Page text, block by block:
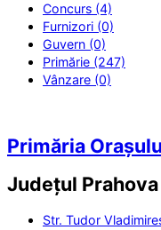
Concurs (4)
Furnizori (0)
Guvern (0)
Primărie (247)
Vânzare (0)
Primăria
Județul Prahova
Str. Tudor